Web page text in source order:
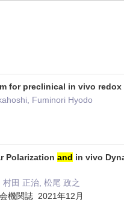
for preclinical in vivo
Fuminori Hyodo
Polarization and in vivo
田 正治, 松尾 政之
機関誌 2021年12月